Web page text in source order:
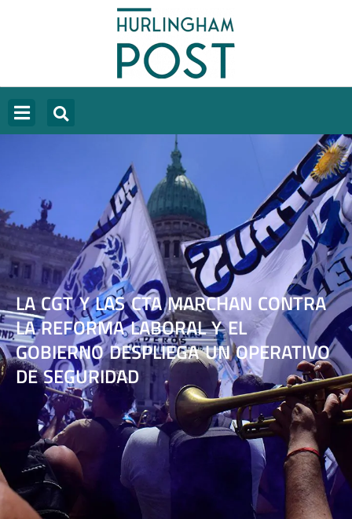
LA CGT Y LAS CTA MARCHAN CONTRA
LA REFORMA LABORAL Y EL
GOBIERNO DESPLIEGA UN OPERATIVO
DE SEGURIDAD